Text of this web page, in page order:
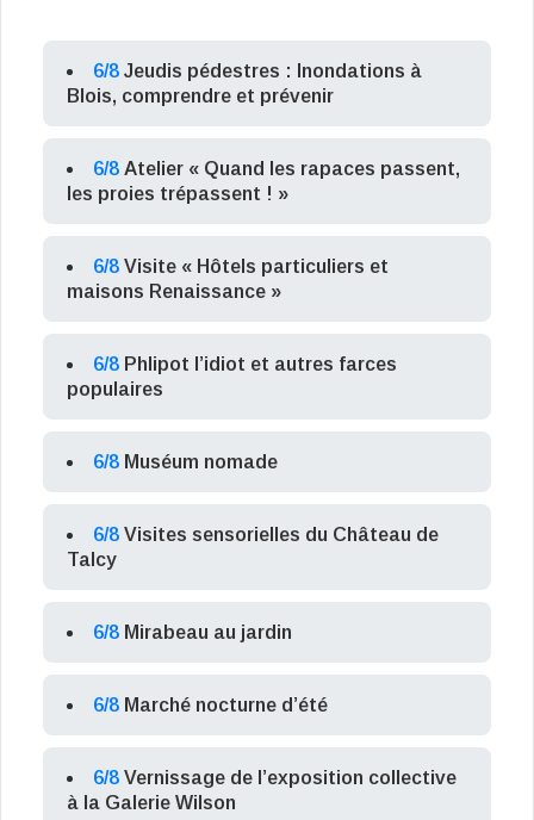
6/8 Jeudis pédestres : Inondations à
Blois, comprendre et prévenir
6/8 Atelier « Quand les rapaces passent,
les proies trépassent ! »
6/8 Visite « Hôtels particuliers et
maisons Renaissance »
6/8 Phlipot l’idiot et autres farces
populaires
6/8 Muséum nomade
6/8 Visites sensorielles du Château de
Talcy
6/8 Mirabeau au jardin
6/8 Marché nocturne d’été
6/8 Vernissage de l’exposition collective
à la Galerie Wilson